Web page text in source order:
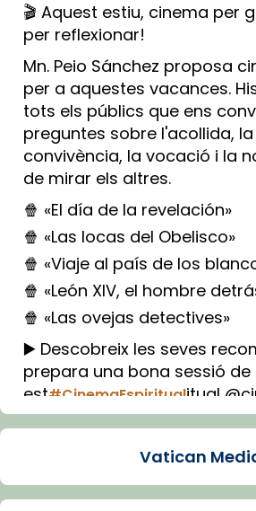
🎬 Aquest estiu, cinema per
per reflexionar!
Mn. Peio Sánchez proposa
per a aquestes vacances.
tots els públics que ens
preguntes sobre l'acollida,
convivència, la vocació i la
de mirar els altres.
🍿 «El día de la revelación»
🍿 «Las locas del Obelisco»
🍿 «Viaje al país de los
🍿 «León XIV, el hombre
🍿 «Las ovejas detectives»
▶️ Descobreix les seves
prepara una bona sessió
est#CinemaEspiritualitual
Imatge: Generada amb IA
View on Facebook · Share
Vatican